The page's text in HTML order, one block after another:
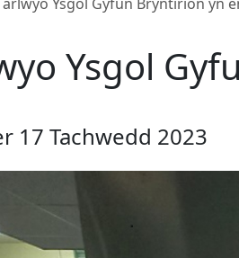
Ysgol
17 Tachwedd 2023